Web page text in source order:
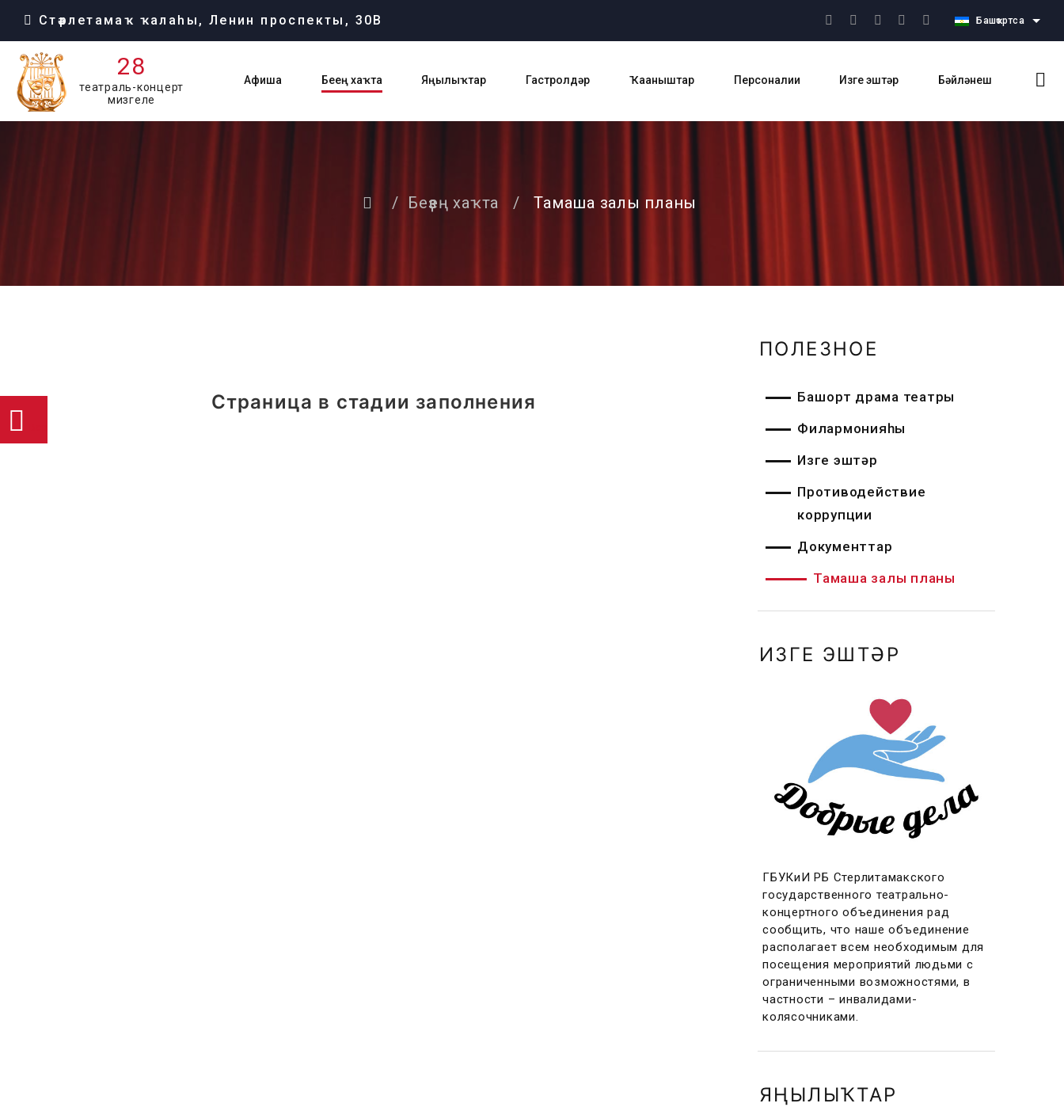
Стәрлетамаҡ ҡалаһы, Ленин проспекты, 30В Башҡортса
28
театраль-концерт
мизгеле
Афиша Беҙҙең хаҡта Яңылыҡтар Гастролдәр Ҡаҙаныштар Персоналии Изге эштәр Бәйләнеш
/ Беҙҙең хаҡта / Тамаша залы планы
Страница в стадии заполнения
ПОЛЕЗНОЕ
Башҡорт драма театры
Филармонияһы
Изге эштәр
Противодействие
коррупции
Документтар
Тамаша залы планы
ИЗГЕ ЭШТӘР
ГБУКиИ РБ Стерлитамакского
государственного театрально-
концертного объединения рад
сообщить, что наше объединение
располагает всем необходимым для
посещения мероприятий людьми с
ограниченными возможностями, в
частности – инвалидами-
колясочниками.
ЯҢЫЛЫҠТАР